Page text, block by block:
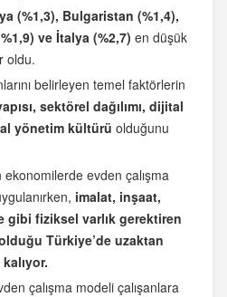
(%1,3), Bulgaristan (%1,4),
ve İtalya (%2,7) en düşük
oldu.
belirleyen temel faktörlerin
sektörel dağılımı, dijital
yönetim kültürü olduğunu
evden çalışma
imalat, inşaat,
gibi fiziksel varlık gerektiren
Türkiye’de uzaktan
kalıyor.
çalışma modeli çalışanlara